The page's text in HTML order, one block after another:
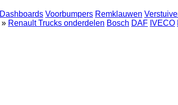
Dashboards Voorbumpers Remklauwen
» Renault Trucks onderdelen Bosch DAF IVECO